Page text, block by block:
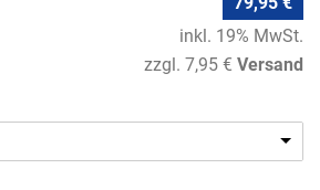
inkl. 19% MwSt.
zzgl. 7,95 € Versand